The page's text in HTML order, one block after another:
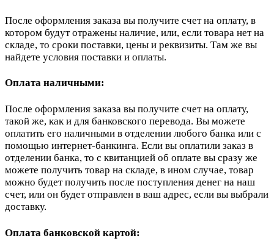
После оформления заказа вы получите счет на оплату, в
котором будут отражены наличие, или, если товара нет на
складе, то сроки поставки, цены и реквизиты. Там же вы
найдете условия поставки и оплаты.
Оплата наличными:
После оформления заказа вы получите счет на оплату,
такой же, как и для банковского перевода. Вы можете
оплатить его наличными в отделении любого банка или с
помощью интернет-банкинга. Если вы оплатили заказ в
отделении банка, то с квитанцией об оплате вы сразу же
можете получить товар на складе, в ином случае, товар
можно будет получить после поступления денег на наш
счет, или он будет отправлен в ваш адрес, если вы выбрали
доставку.
Оплата банковской картой: